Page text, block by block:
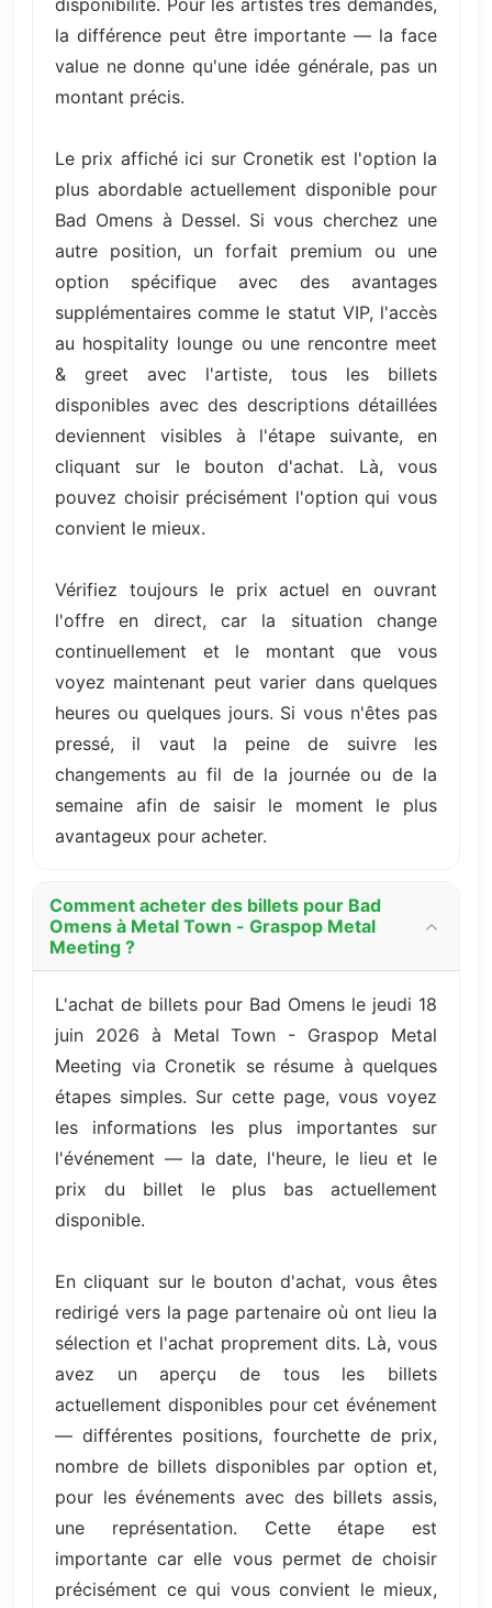
disponibilité. Pour les artistes très demandés,
la différence peut être importante — la face
value ne donne qu'une idée générale, pas un
montant précis.
Le prix affiché ici sur Cronetik est l'option la
plus abordable actuellement disponible pour
Bad Omens à Dessel. Si vous cherchez une
autre position, un forfait premium ou une
option spécifique avec des avantages
supplémentaires comme le statut VIP, l'accès
au hospitality lounge ou une rencontre meet
& greet avec l'artiste, tous les billets
disponibles avec des descriptions détaillées
deviennent visibles à l'étape suivante, en
cliquant sur le bouton d'achat. Là, vous
pouvez choisir précisément l'option qui vous
convient le mieux.
Vérifiez toujours le prix actuel en ouvrant
l'offre en direct, car la situation change
continuellement et le montant que vous
voyez maintenant peut varier dans quelques
heures ou quelques jours. Si vous n'êtes pas
pressé, il vaut la peine de suivre les
changements au fil de la journée ou de la
semaine afin de saisir le moment le plus
avantageux pour acheter.
Comment acheter des billets pour Bad
Omens à Metal Town - Graspop Metal
Meeting ?
L'achat de billets pour Bad Omens le jeudi 18
juin 2026 à Metal Town - Graspop Metal
Meeting via Cronetik se résume à quelques
étapes simples. Sur cette page, vous voyez
les informations les plus importantes sur
l'événement — la date, l'heure, le lieu et le
prix du billet le plus bas actuellement
disponible.
En cliquant sur le bouton d'achat, vous êtes
redirigé vers la page partenaire où ont lieu la
sélection et l'achat proprement dits. Là, vous
avez un aperçu de tous les billets
actuellement disponibles pour cet événement
— différentes positions, fourchette de prix,
nombre de billets disponibles par option et,
pour les événements avec des billets assis,
une représentation. Cette étape est
importante car elle vous permet de choisir
précisément ce qui vous convient le mieux,